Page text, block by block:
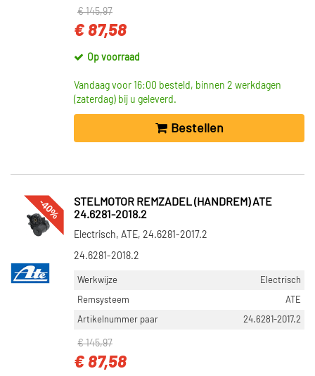
€ 145,97
€ 87,58
Op voorraad
Vandaag voor 16:00 besteld, binnen 2 werkdagen
(zaterdag) bij u geleverd.
Bestellen
-40%
STELMOTOR REMZADEL (HANDREM) ATE
24.6281-2018.2
Electrisch, ATE, 24.6281-2017.2
24.6281-2018.2
Werkwijze
Electrisch
Remsysteem
ATE
Artikelnummer paar
24.6281-2017.2
€ 145,97
€ 87,58